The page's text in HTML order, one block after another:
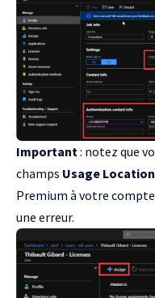
Important : notez que
champs Usage Location
Premium à votre
une erreur.